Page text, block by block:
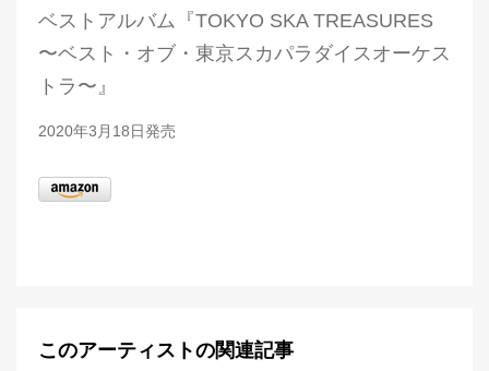
ベストアルバム『TOKYO SKA TREASURES
〜ベスト・オブ・東京スカパラダイスオーケス
トラ〜』
2020年3月18日発売
このアーティストの関連記事